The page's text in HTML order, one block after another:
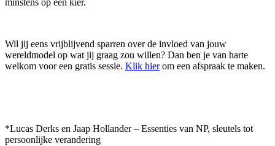
minstens op een kier.
Wil jij eens vrijblijvend sparren over de invloed van jouw
wereldmodel op wat jij graag zou willen? Dan ben je van harte
welkom voor een gratis sessie. Klik hierom een afspraak te maken.
*Lucas Derks en Jaap Hollander – Essenties van NP, sleutels tot
persoonlijke verandering